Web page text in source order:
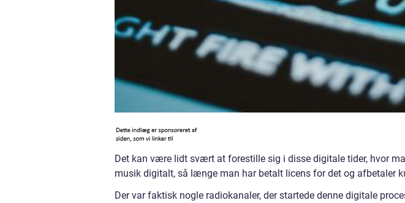
Det kan være lidt svært at forestille sig i disse digitale tider, hvor
musik digitalt, så længe man har betalt licens for det og afbetaler
Der var faktisk nogle radiokanaler, der startede denne digitale